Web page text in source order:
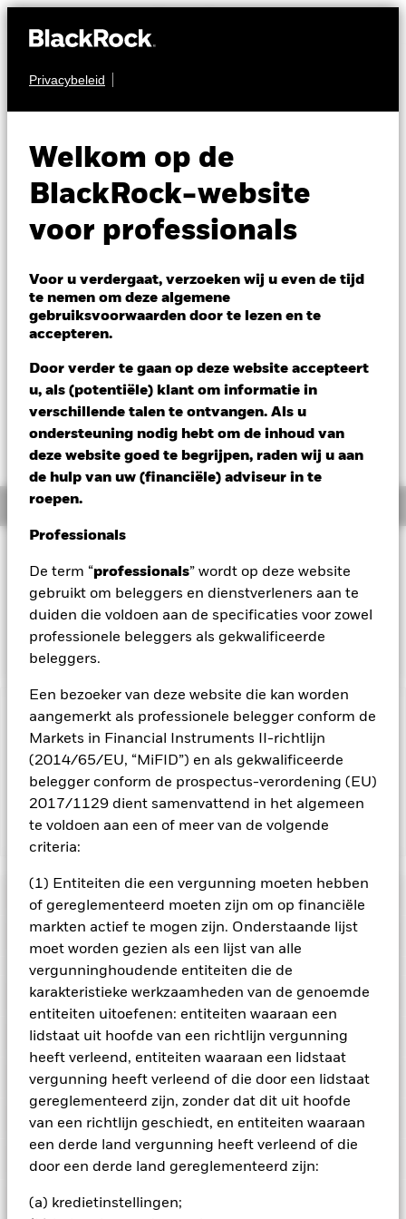
Privacybeleid
Welkom op de
BlackRock-website
voor professionals
Voor u verdergaat, verzoeken wij u even de tijd
te nemen om deze algemene
gebruiksvoorwaarden door te lezen en te
accepteren.
Door verder te gaan op deze website accepteert
u, als (potentiële) klant om informatie in
verschillende talen te ontvangen. Als u
ondersteuning nodig hebt om de inhoud van
deze website goed te begrijpen, raden wij u aan
de hulp van uw (financiële) adviseur in te
roepen.
Professionals
De term “professionals” wordt op deze website
gebruikt om beleggers en dienstverleners aan te
duiden die voldoen aan de specificaties voor zowel
professionele beleggers als gekwalificeerde
beleggers.
Een bezoeker van deze website die kan worden
aangemerkt als professionele belegger conform de
Markets in Financial Instruments II-richtlijn
(2014/65/EU, “MiFID”) en als gekwalificeerde
belegger conform de prospectus-verordening (EU)
2017/1129 dient samenvattend in het algemeen
te voldoen aan een of meer van de volgende
criteria:
(1) Entiteiten die een vergunning moeten hebben
of gereglementeerd moeten zijn om op financiële
markten actief te mogen zijn. Onderstaande lijst
moet worden gezien als een lijst van alle
vergunninghoudende entiteiten die de
karakteristieke werkzaamheden van de genoemde
entiteiten uitoefenen: entiteiten waaraan een
lidstaat uit hoofde van een richtlijn vergunning
heeft verleend, entiteiten waaraan een lidstaat
vergunning heeft verleend of die door een lidstaat
gereglementeerd zijn, zonder dat dit uit hoofde
van een richtlijn geschiedt, en entiteiten waaraan
een derde land vergunning heeft verleend of die
door een derde land gereglementeerd zijn:
(a) kredietinstellingen;
VASTGOED
Real Estate Index
Fund (IE)
GBP 12,32
Variatie 52wk: 10,91 - 12,67
Verandering NAV 1 dag per 06/aug/2026
GBP -0,11 (-0,90%)
Overzicht
Het Subfonds streeft voor participatiehouders naar een
totaalrendement op hun belegging door een combinatie van
kapitaalgroei en opbrengsten, dat het totaalrendement van
de FTSE EPRA/NAREIT Developed Index weerspiegelt.
BELANGRIJKE GEGEVENS: Kapitaalrisico.De waarde en
het rendement van beleggingen kunnen dalen en stijgen, en
zijn niet gegarandeerd. Beleggers verliezen mogelijk hun
oorspronkelijke inleg.
Risicometer
Performance
Grafiek
Volledige grafiek bekijken
Uitkeringen
29/mei/2026 GBP 0,1109
Het beleggingsrisico is geconcentreerd in specifieke
sectoren, landen, valuta's of bedrijven. Dit betekent dat het
Fonds gevoeliger is voor lokale economische, markt-,
politieke, duurzaamheids- of regelgevingsgebeurtenissen.
De waarde van aandelen en aandelengerelateerde effecten
kan worden beïnvloed door dagelijkse schommelingen op de
aandelenmarkten. Tot de andere factoren die van invloed zijn,
behoren politiek en economisch nieuws, bedrijfsresultaten en
belangrijke gebeurtenissen in de bedrijven.Beleggingen in
vastgoedeffecten kunnen worden beïnvloed door de
algemene prestaties van de aandelenmarkten en de
vastgoedsector. Met name veranderingen in rentetarieven
kunnen een invloed hebben op de waarde van vastgoed
vastgoedeffecten kunnen worden beïnvloed door de
Kerngegevens
per 06/aug/2026
Introductiedatum 09/jul/2020
Valuta reeks GBP
Beleggingscategorie Vastgoed
Doorlopende kosten
Portefeuille kenmerken
Aantal posities
per 30/jun/2026
per 31/jul/2026
per 30/jun/2026
Posities
per 30/jun/2026
Naam Weging (%)
WELLTOWER INC
Portefeuilleverdeling
per 30/jun/2026
Noteringen en classificatie
Fondsbeheerders